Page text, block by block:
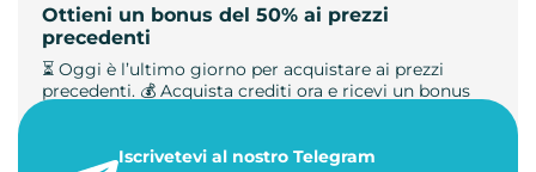
Ottieni un bonus del 50% ai prezzi
precedenti
⏳ Oggi è l’ultimo giorno per acquistare ai prezzi
precedenti. 💰 Acquista crediti ora e ricevi un bonus
23 maggio 2026Iscrivetevi al nostro Telegram